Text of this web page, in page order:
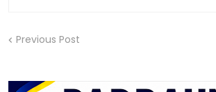
Previous Post